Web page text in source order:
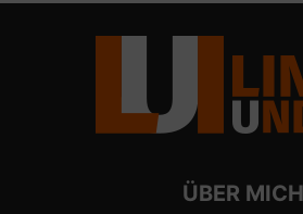
ÜBER MICH